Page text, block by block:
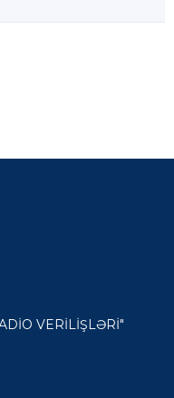
VERİLİŞLƏRİ"